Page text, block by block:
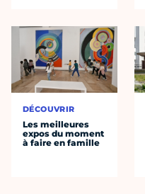
DÉCOUVRIR
Les meilleures
expos du moment
à faire en famille